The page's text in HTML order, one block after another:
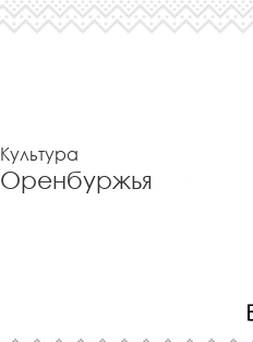
Культура
Оренбуржья